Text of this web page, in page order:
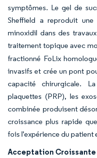
symptômes. Le gel de
Sheffield a reproduit
minoxidil dans des
traitement topique avec
fractionné FoLix
invasifs et crée un pont
capacité chirurgicale.
plaquettes (PRP), les
combinée produisent
croissance plus rapide
fois l'expérience du patient
Acceptation